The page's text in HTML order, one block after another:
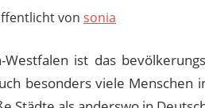
von sonia
Westfalen ist das
besonders viele Menschen